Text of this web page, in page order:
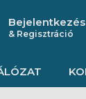
Bejelentkezés
& Regisztráció